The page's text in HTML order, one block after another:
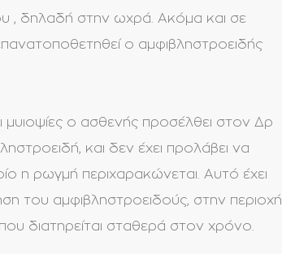
, δηλαδή στην ωχρά. Ακόμα και σε
ο αμφιβληστροειδής
ο ασθενής προσέλθει στον Δρ
και δεν έχει προλάβει να
η ρωγμή περιχαρακώνεται. Αυτό έχει
του αμφιβληστροειδούς, στην περιοχή
διατηρείται σταθερά στον χρόνο.